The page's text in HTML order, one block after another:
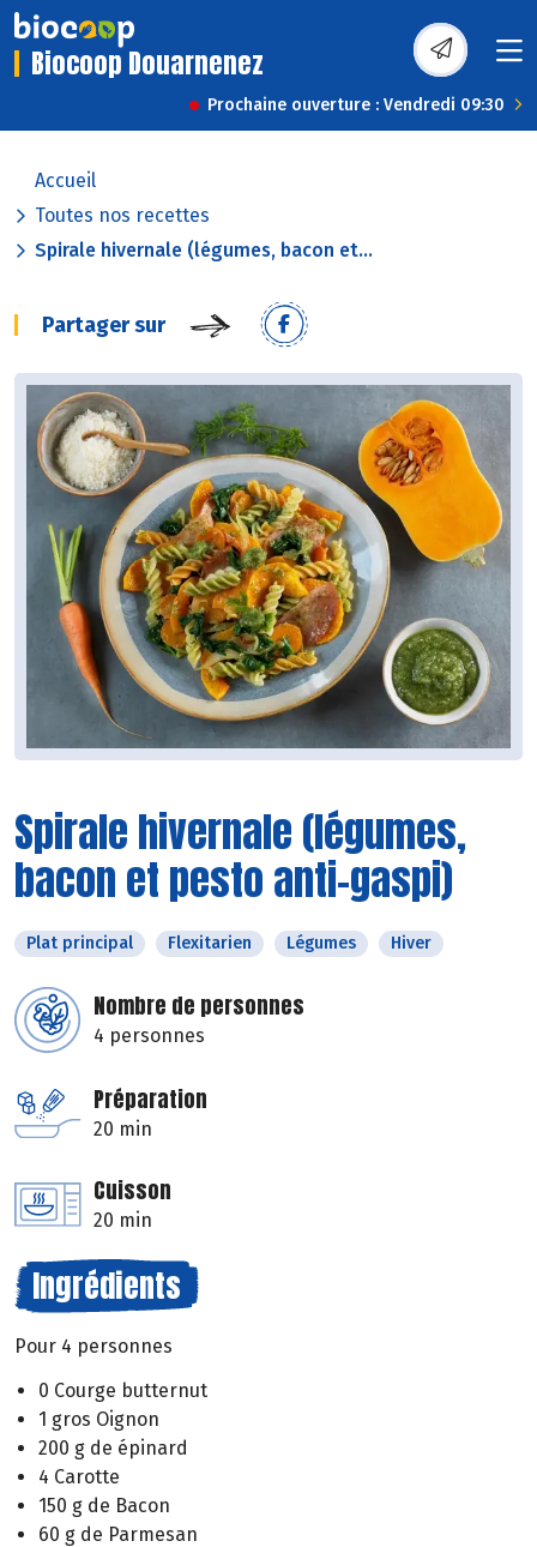
Biocoop Douarnenez
Prochaine ouverture : Vendredi 09:30
Accueil
Toutes nos recettes
Spirale hivernale (légumes, bacon et...
Partager sur
Spirale hivernale (légumes,
bacon et pesto anti-gaspi)
Plat principal Flexitarien Légumes Hiver
Nombre de personnes
4 personnes
Préparation
20 min
Cuisson
20 min
Ingrédients
Pour 4 personnes
0 Courge butternut
1 gros Oignon
200 g de épinard
4 Carotte
150 g de Bacon
60 g de Parmesan